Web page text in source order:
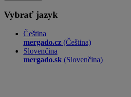
Vybrať jazyk
Čeština
mergado.cz (Čeština)
Slovenčina
mergado.sk (Slovenčina)